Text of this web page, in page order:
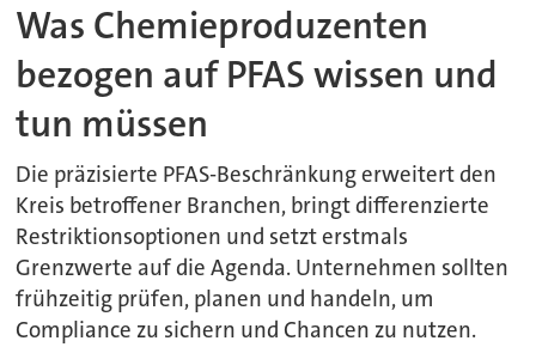
Was Chemieproduzenten
bezogen auf PFAS wissen und
tun müssen
Die präzisierte PFAS-Beschränkung erweitert den
Kreis betroffener Branchen, bringt differenzierte
Restriktionsoptionen und setzt erstmals
Grenzwerte auf die Agenda. Unternehmen sollten
frühzeitig prüfen, planen und handeln, um
Compliance zu sichern und Chancen zu nutzen.